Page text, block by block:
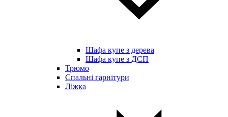
Шафа купе з дерева
Шафа купе з ДСП
Трюмо
Спальні гарнітури
Ліжка